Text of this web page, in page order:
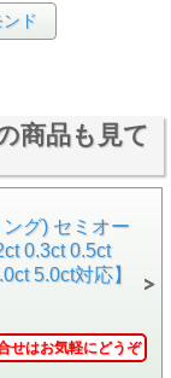
ルーペですと
、肉眼ではまず
・ダイヤ(販
い説明
～3週間で発送
詳しい説明を読
ド
商品も見て
グ) セミオー
0.3ct 0.5ct
5.0ct対応】
せはお気軽にどうぞ